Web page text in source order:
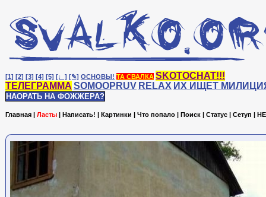
[1] [2] [3] [4] [5] [♩] [✎] ОСНОВЫ! ТА СВАЛКА SKOTOCHAT!!!
ТЕЛЕГРАММА SOMOOPRUV RELAX ИХ ИЩЕТ
НАОРАТЬ НА ФОЖЖЕРА?
Главная | Ласты | Написать! | Картинки | Что попало | Поиск | Статус | Сетуп |